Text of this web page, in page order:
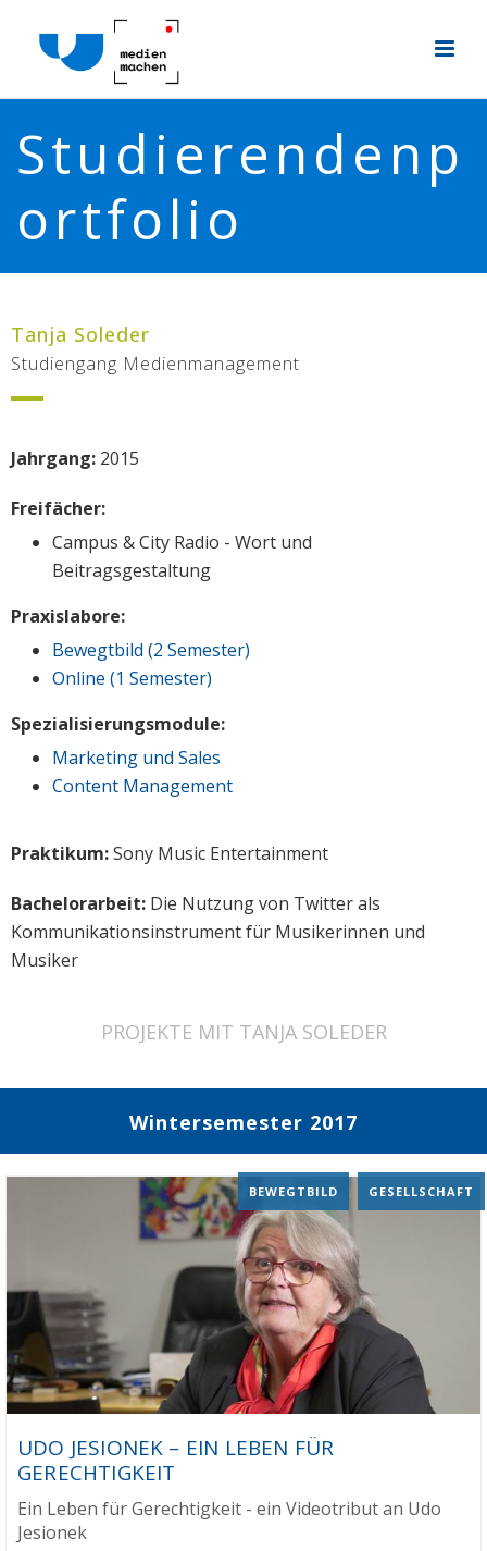
Studierendenp
ortfolio
Tanja Soleder
Studiengang Medienmanagement
Jahrgang: 2015
Freifächer:
Campus & City Radio - Wort und
Beitragsgestaltung
Praxislabore:
Bewegtbild (2 Semester)
Online (1 Semester)
Spezialisierungsmodule:
Marketing und Sales
Content Management
Praktikum:Sony Music Entertainment
Bachelorarbeit: Die Nutzung von Twitter als
Kommunikationsinstrument für Musikerinnen und
Musiker
PROJEKTE MIT TANJA SOLEDER
Wintersemester 2017
UDO JESIONEK – EIN LEBEN FÜR
GERECHTIGKEIT
BEWEGTBILD , GESELLSCHAFT
Ein Leben für Gerechtigkeit - ein Videotribut an Udo
Jesionek